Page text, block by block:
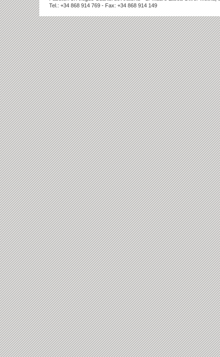
Tel.: +34 868 914 769 - Fax: +34 868 914 149